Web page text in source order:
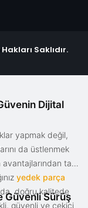
Saklıdır.
Dijital
yapmak değil,
da üstlenmek
tam
yedek parça
doğru kalitede
güvenli ve çekici
Güvenli Sürüş